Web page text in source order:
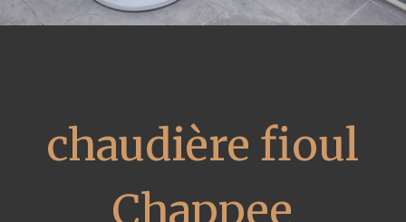
chaudière fioul
Chappee